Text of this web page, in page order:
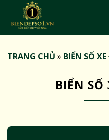
TRANG CHỦ » BIỂN SỐ
BIỂN